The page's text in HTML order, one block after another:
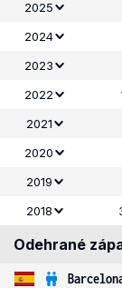
2025
2024
2023
2022
2021
2020
2019
2018
Odehrané